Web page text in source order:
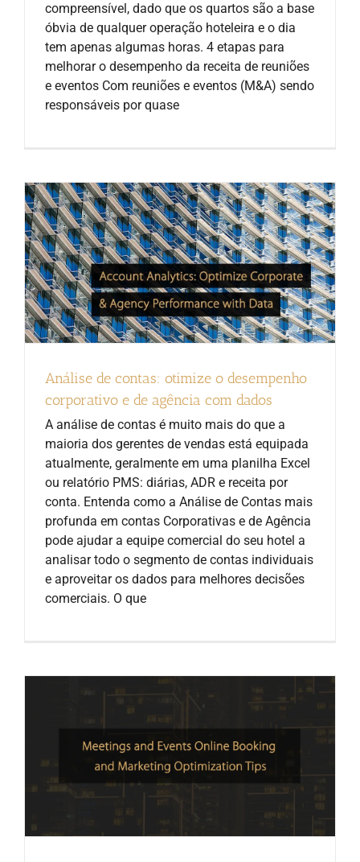
compreensível, dado que os quartos são a base
óbvia de qualquer operação hoteleira e o dia
tem apenas algumas horas. 4 etapas para
melhorar o desempenho da receita de reuniões
e eventos Com reuniões e eventos (M&A) sendo
responsáveis por quase
Análise de contas: otimize o desempenho
corporativo e de agência com dados
A análise de contas é muito mais do que a
maioria dos gerentes de vendas está equipada
atualmente, geralmente em uma planilha Excel
ou relatório PMS: diárias, ADR e receita por
conta. Entenda como a Análise de Contas mais
profunda em contas Corporativas e de Agência
pode ajudar a equipe comercial do seu hotel a
analisar todo o segmento de contas individuais
e aproveitar os dados para melhores decisões
comerciais. O que